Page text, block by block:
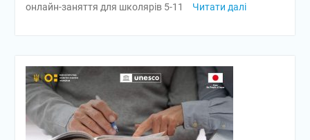
онлайн-заняття для школярів 5-11
Читати далі